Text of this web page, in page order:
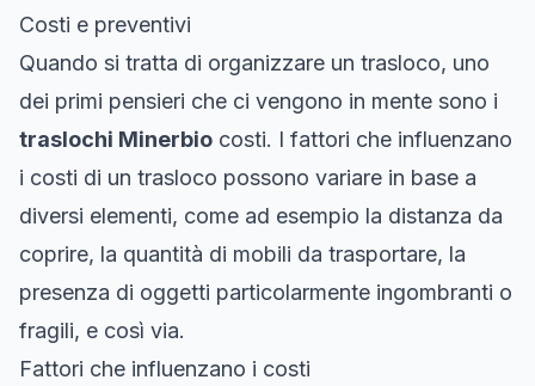
Costi e preventivi
Quando si tratta di organizzare un trasloco, uno
dei primi pensieri che ci vengono in mente sono i
traslochi Minerbio costi. I fattori che influenzano
i costi di un trasloco possono variare in base a
diversi elementi, come ad esempio la distanza da
coprire, la quantità di mobili da trasportare, la
presenza di oggetti particolarmente ingombranti o
fragili, e così via.
Fattori che influenzano i costi